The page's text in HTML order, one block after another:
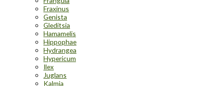
Fraxinus
Genista
Gleditsia
Hamamelis
Hippophae
Hydrangea
Hypericum
Ilex
Juglans
Kalmia